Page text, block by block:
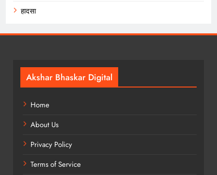
हादसा
Akshar Bhaskar Digital
Home
About Us
Privacy Policy
Terms of Service